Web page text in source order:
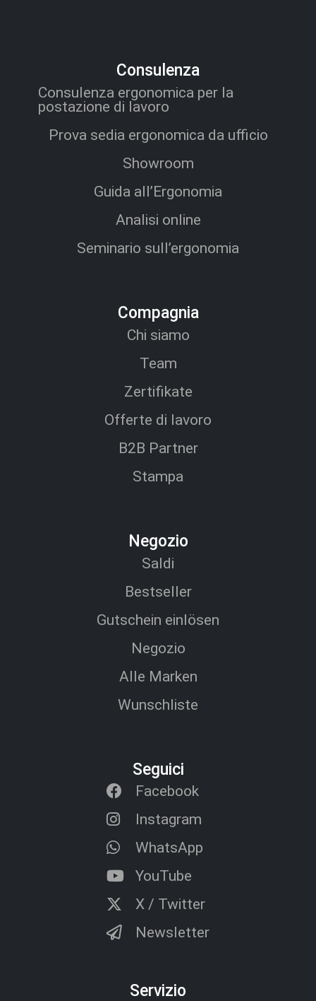
Consulenza
Consulenza ergonomica per la
postazione di lavoro
Prova sedia ergonomica da ufficio
Showroom
Guida all’Ergonomia
Analisi online
Seminario sull’ergonomia
Compagnia
Chi siamo
Team
Zertifikate
Offerte di lavoro
B2B Partner
Stampa
Negozio
Saldi
Bestseller
Gutschein einlösen
Negozio
Alle Marken
Wunschliste
Seguici
Facebook
Instagram
WhatsApp
YouTube
X / Twitter
Newsletter
Servizio